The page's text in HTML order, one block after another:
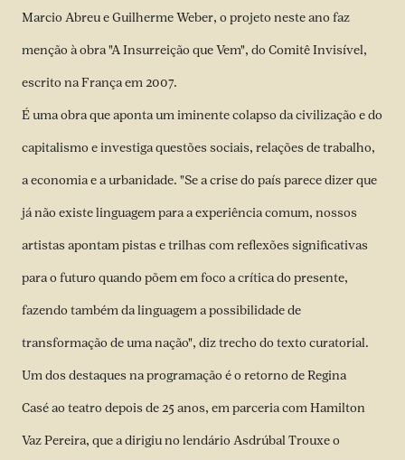
Marcio Abreu e Guilherme Weber, o projeto neste ano faz
menção à obra "A Insurreição que Vem", do Comitê Invisível,
escrito na França em 2007.
É uma obra que aponta um iminente colapso da civilização e do
capitalismo e investiga questões sociais, relações de trabalho,
a economia e a urbanidade. "Se a crise do país parece dizer que
já não existe linguagem para a experiência comum, nossos
artistas apontam pistas e trilhas com reflexões significativas
para o futuro quando põem em foco a crítica do presente,
fazendo também da linguagem a possibilidade de
transformação de uma nação", diz trecho do texto curatorial.
Um dos destaques na programação é o retorno de Regina
Casé ao teatro depois de 25 anos, em parceria com Hamilton
Vaz Pereira, que a dirigiu no lendário Asdrúbal Trouxe o